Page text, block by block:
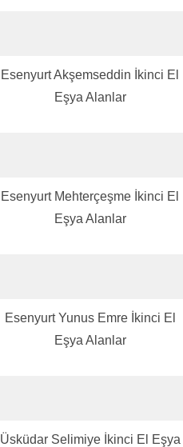
Esenyurt Akşemseddin İkinci El
Eşya Alanlar
Esenyurt Mehterçeşme İkinci El
Eşya Alanlar
Esenyurt Yunus Emre İkinci El
Eşya Alanlar
Üsküdar Selimiye İkinci El Eşya